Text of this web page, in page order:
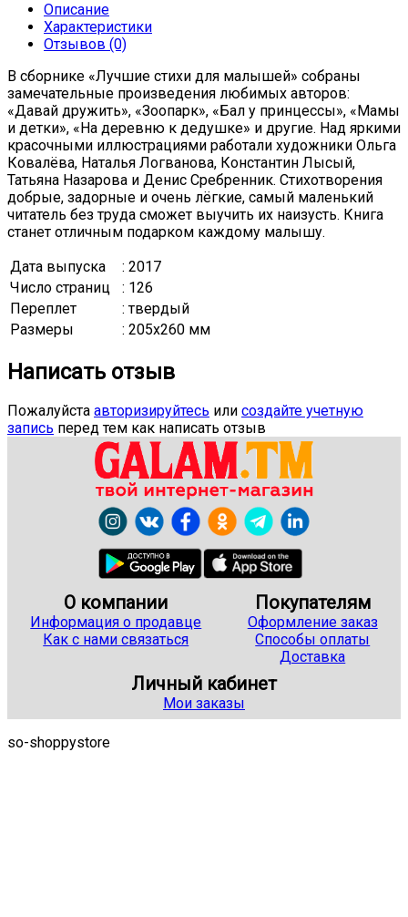
Описание
Характеристики
Отзывов (0)
В сборнике «Лучшие стихи для малышей» собраны
замечательные произведения любимых авторов:
«Давай дружить», «Зоопарк», «Бал у принцессы», «Мамы
и детки», «На деревню к дедушке» и другие. Над яркими
красочными иллюстрациями работали художники Ольга
Ковалёва, Наталья Логванова, Константин Лысый,
Татьяна Назарова и Денис Сребренник. Стихотворения
добрые, задорные и очень лёгкие, самый маленький
читатель без труда сможет выучить их наизусть. Книга
станет отличным подарком каждому малышу.
Дата выпуска
: 2017
Число страниц
: 126
Переплет
: твердый
Размеры
: 205x260 мм
Написать отзыв
Пожалуйста авторизируйтесь или создайте учетную
запись перед тем как написать отзыв
О компании
Информация о продавце
Как с нами связаться
Покупателям
Оформление заказ
Способы оплаты
Доставка
Личный кабинет
Мои заказы
so-shoppystore